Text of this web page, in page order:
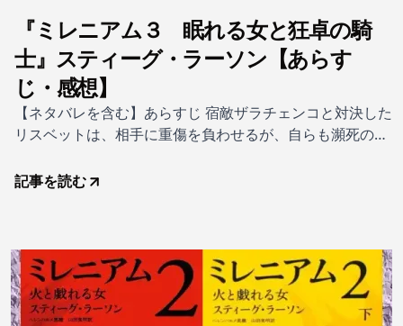
『ミレニアム３ 眠れる女と狂卓の騎
士』スティーグ・ラーソン【あらす
じ・感想】
【ネタバレを含む】あらすじ 宿敵ザラチェンコと対決した
リスベットは、相手に重傷を負わせるが、自らも瀕死の状
める。この事件は、ザラチェンコと深い関係を持つ闇の組
記事を読む